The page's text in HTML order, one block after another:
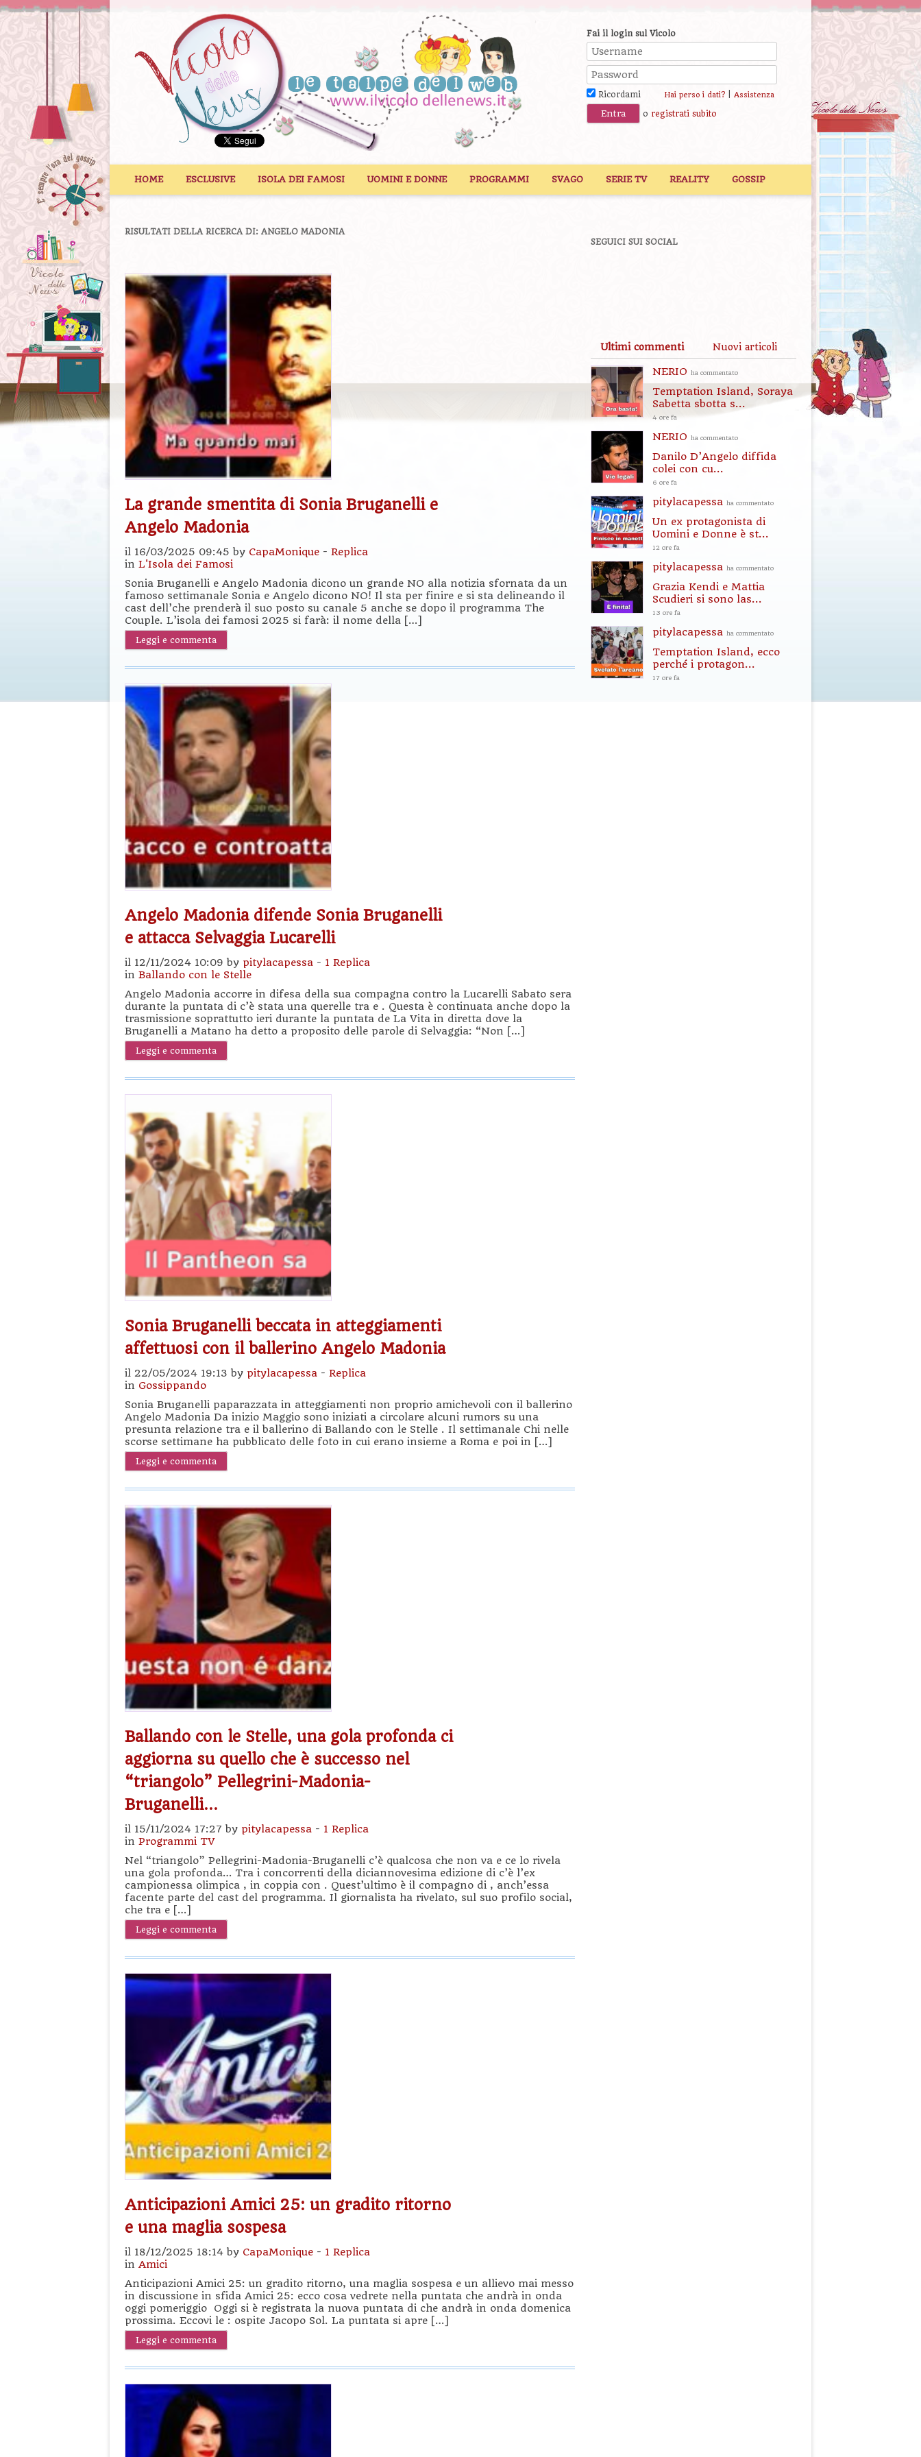
Fai il login sul Vicolo
Ricordami Hai perso i dati?| Assistenza
o registrati subito
HOME ESCLUSIVE ISOLA DEI FAMOSI UOMINI E DONNE PROGRAMMI SVAGO SERIE TV REALITY GOSSIP
RISULTATI DELLA RICERCA DI: ANGELO MADONIA
La grande smentita di Sonia Bruganelli e
Angelo Madonia
il 16/03/2025 09:45 by CapaMonique - Replica
in L'Isola dei Famosi
Sonia Bruganelli e Angelo Madonia dicono un grande NO alla notizia sfornata da un
famoso settimanale Sonia e Angelo dicono NO! Il sta per finire e si sta delineando il
cast dell’che prenderà il suo posto su canale 5 anche se dopo il programma The
Couple. L’isola dei famosi 2025 si farà: il nome della […]
Leggi e commenta
Angelo Madonia difende Sonia Bruganelli
e attacca Selvaggia Lucarelli
il 12/11/2024 10:09 by pitylacapessa - 1 Replica
in Ballando con le Stelle
Angelo Madonia accorre in difesa della sua compagna contro la Lucarelli Sabato sera
durante la puntata di c’è stata una querelle tra e . Questa è continuata anche dopo la
trasmissione soprattutto ieri durante la puntata de La Vita in diretta dove la
Bruganelli a Matano ha detto a proposito delle parole di Selvaggia: “Non […]
Leggi e commenta
Sonia Bruganelli beccata in atteggiamenti
affettuosi con il ballerino Angelo Madonia
il 22/05/2024 19:13 by pitylacapessa - Replica
in Gossippando
Sonia Bruganelli paparazzata in atteggiamenti non proprio amichevoli con il ballerino
Angelo Madonia Da inizio Maggio sono iniziati a circolare alcuni rumors su una
presunta relazione tra e il ballerino di Ballando con le Stelle . Il settimanale Chi nelle
scorse settimane ha pubblicato delle foto in cui erano insieme a Roma e poi in […]
Leggi e commenta
Ballando con le Stelle, una gola profonda ci
aggiorna su quello che è successo nel
“triangolo” Pellegrini-Madonia-
Bruganelli…
il 15/11/2024 17:27 by pitylacapessa - 1 Replica
in Programmi TV
Nel “triangolo” Pellegrini-Madonia-Bruganelli c’è qualcosa che non va e ce lo rivela
una gola profonda… Tra i concorrenti della diciannovesima edizione di c’è l’ex
campionessa olimpica , in coppia con . Quest’ultimo è il compagno di , anch’essa
facente parte del cast del programma. Il giornalista ha rivelato, sul suo profilo social,
che tra e […]
Leggi e commenta
Anticipazioni Amici 25: un gradito ritorno
e una maglia sospesa
il 18/12/2025 18:14 by CapaMonique - 1 Replica
in Amici
Anticipazioni Amici 25: un gradito ritorno, una maglia sospesa e un allievo mai messo
in discussione in sfida Amici 25: ecco cosa vedrete nella puntata che andrà in onda
oggi pomeriggio Oggi si è registrata la nuova puntata di che andrà in onda domenica
prossima. Eccovi le : ospite Jacopo Sol. La puntata si apre […]
Leggi e commenta
SEGUICI SUI SOCIAL
Ultimi commenti Nuovi articoli
NERIO ha commentato
Temptation Island, Soraya
Sabetta sbotta s...
4 ore fa
NERIO ha commentato
Danilo D’Angelo diffida
colei con cu...
6 ore fa
pitylacapessa ha commentato
Un ex protagonista di
Uomini e Donne è st...
12 ore fa
pitylacapessa ha commentato
Grazia Kendi e Mattia
Scudieri si sono las...
13 ore fa
pitylacapessa ha commentato
Temptation Island, ecco
perché i protagon...
17 ore fa